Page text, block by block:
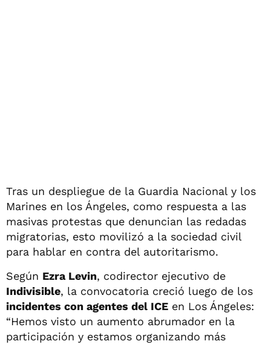
Tras un despliegue de la Guardia Nacional y los
Marines en los Ángeles, como respuesta a las
masivas protestas que denuncian las redadas
migratorias, esto movilizó a la sociedad civil
para hablar en contra del autoritarismo.
Según Ezra Levin, codirector ejecutivo de
Indivisible, la convocatoria creció luego de los
incidentes con agentes del ICE en Los Ángeles:
“Hemos visto un aumento abrumador en la
participación y estamos organizando más